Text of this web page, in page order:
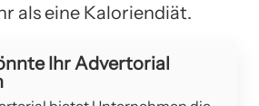
als eine Kaloriendiät.
Ihr Advertorial